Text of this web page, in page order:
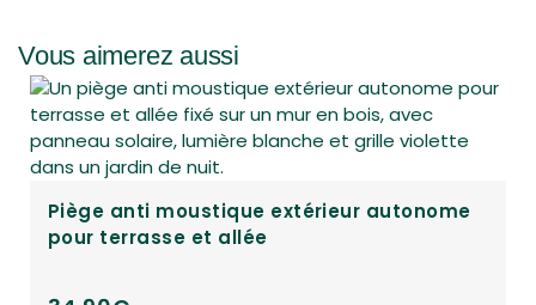
Vous aimerez aussi